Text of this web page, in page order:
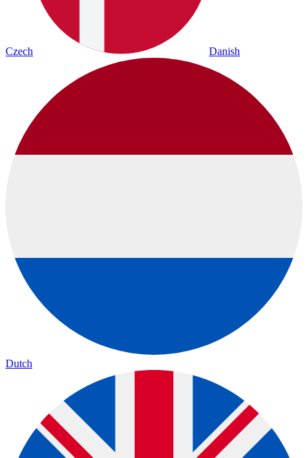
Czech Danish
Dutch